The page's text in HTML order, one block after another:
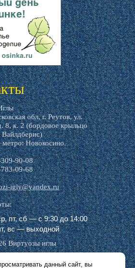
обл, г. Реутов, ул.
8, к. 2 (бордовое крыльцо
Вайлдберис)
Новокосино.
90-08
09-68
igly@yandex.ru
пт, cб — с 9:30 до 14:00
вс — выходной
Виртуозы иглы
производителей, символика и
данный сайт, вы